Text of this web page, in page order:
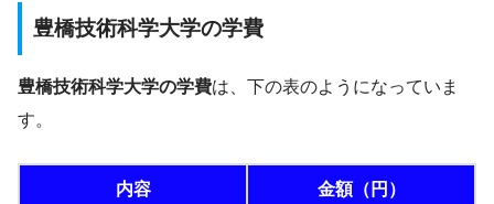
豊橋技術科学大学の学費
豊橋技術科学大学の学費は、下の表のようになっていま
す。
内容 金額（円）